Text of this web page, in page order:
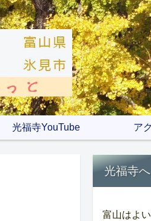
光福寺YouTube ア
光福寺
富山はよ